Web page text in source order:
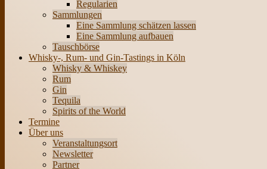
Regularien
Sammlungen
Eine Sammlung schätzen lassen
Eine Sammlung aufbauen
Tauschbörse
Whisky-, Rum- und Gin-Tastings in Köln
Whisky & Whiskey
Rum
Gin
Tequila
Spirits of the World
Termine
Über uns
Veranstaltungsort
Newsletter
Partner